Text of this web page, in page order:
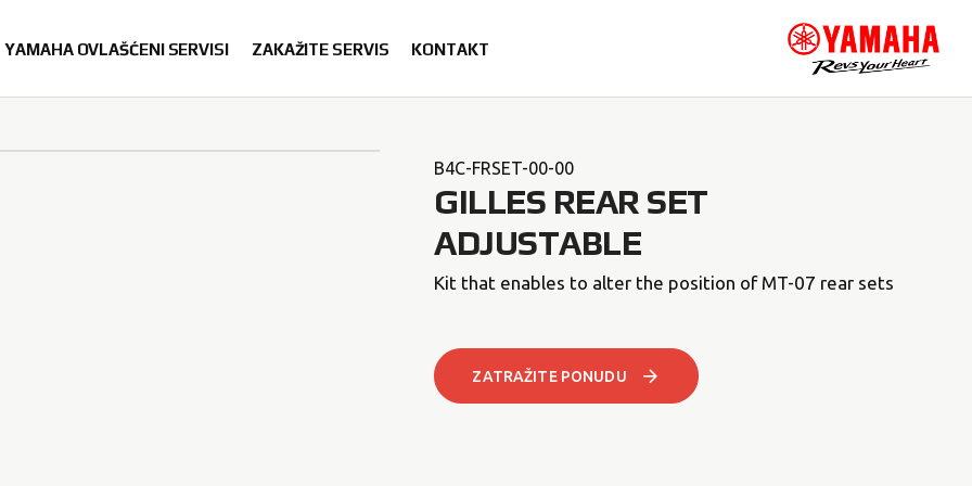
YAMAHA OVLAŠĆENI SERVISI ZAKAŽITE SERVIS KONTAKT
B4C-FRSET-00-00
GILLES REAR SET
ADJUSTABLE
Kit that enables to alter the position of MT-07 rear sets
ZATRAŽITE PONUDU